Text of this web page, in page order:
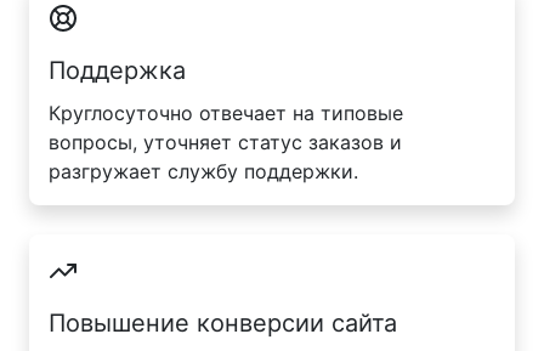
Поддержка
Круглосуточно отвечает на типовые
вопросы, уточняет статус заказов и
разгружает службу поддержки.
Повышение конверсии сайта